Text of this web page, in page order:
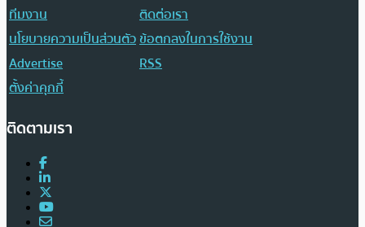
ทีมงาน
ติดต่อเรา
นโยบายความเป็นส่วนตัวข้อตกลงในการใช้งาน
Advertise
RSS
ตั้งค่าคุกกี้
ติดตามเรา